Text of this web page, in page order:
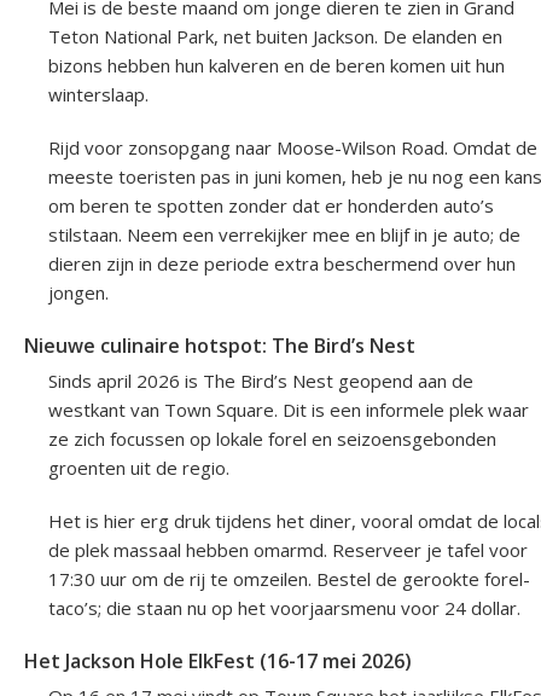
Mei is de beste maand om jonge dieren te zien in Grand
Teton National Park, net buiten Jackson. De elanden en
bizons hebben hun kalveren en de beren komen uit hun
winterslaap.
Rijd voor zonsopgang naar Moose-Wilson Road. Omdat de
meeste toeristen pas in juni komen, heb je nu nog een kans
om beren te spotten zonder dat er honderden auto’s
stilstaan. Neem een verrekijker mee en blijf in je auto; de
dieren zijn in deze periode extra beschermend over hun
jongen.
Nieuwe culinaire hotspot: The Bird’s Nest
Sinds april 2026 is The Bird’s Nest geopend aan de
westkant van Town Square. Dit is een informele plek waar
ze zich focussen op lokale forel en seizoensgebonden
groenten uit de regio.
Het is hier erg druk tijdens het diner, vooral omdat de
de plek massaal hebben omarmd. Reserveer je tafel voor
17:30 uur om de rij te omzeilen. Bestel de gerookte forel-
taco’s; die staan nu op het voorjaarsmenu voor 24 dollar.
Het Jackson Hole ElkFest (16-17 mei 2026)